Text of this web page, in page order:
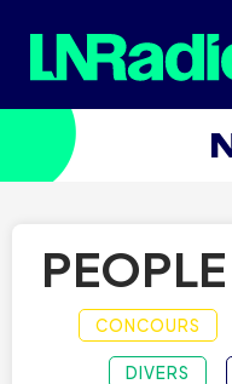
CONCOURS
DIVERS